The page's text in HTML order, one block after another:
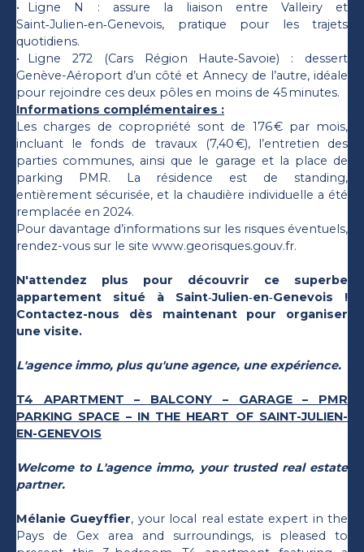
Ligne N : assure la liaison entre Valleiry et
Saint‑Julien‑en‑Genevois, pratique pour les trajets
quotidiens.
Ligne 272 (Cars Région Haute‑Savoie) : dessert
Genève-Aéroport d’un côté et Annecy de l’autre, idéale
pour rejoindre ces deux pôles en moins de 45 minutes.
Informations complémentaires :
Les charges de copropriété sont de 176 € par mois,
incluant le fonds de travaux (7,40 €), l’entretien des
parties communes, ainsi que le garage et la place de
parking PMR. La résidence est de standing,
entièrement sécurisée, et la chaudière individuelle a été
remplacée en 2024.
Pour davantage d’informations sur les risques éventuels,
rendez-vous sur le site www.georisques.gouv.fr.
N'attendez plus pour découvrir ce superbe
appartement situé à Saint‑Julien‑en‑Genevois !
Contactez-nous dès maintenant pour organiser
une visite.
L'agence immo, plus qu'une agence, une expérience.
T4 APARTMENT – BALCONY – GARAGE – PMR
PARKING SPACE – IN THE HEART OF SAINT-JULIEN-
EN-GENEVOIS
Welcome to L'agence immo, your trusted real estate
partner.
Mélanie Gueyffier, your local real estate expert in the
Pays de Gex area and surroundings, is pleased to